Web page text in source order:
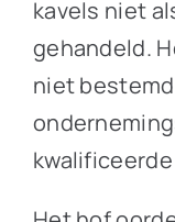
kavels niet
gehandeld.
niet